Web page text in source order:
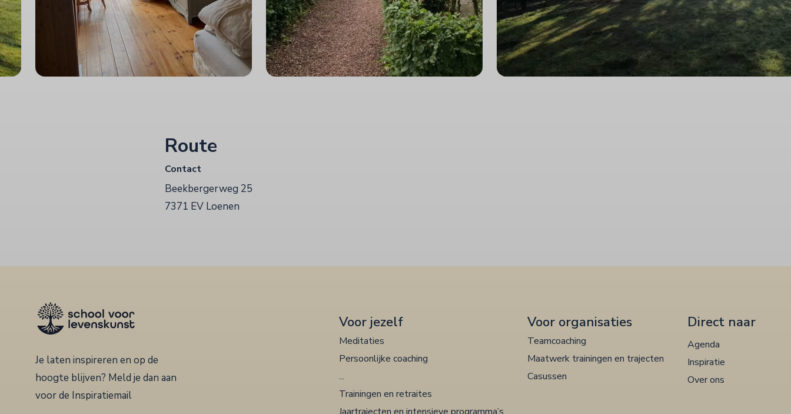
Route
Contact
Beekbergerweg 25
7371 EV Loenen
Je laten inspireren en op de
hoogte blijven? Meld je dan aan
voor de Inspiratiemail
Voor jezelf
Meditaties
Persoonlijke coaching
...
Trainingen en retraites
Voor organisaties
Teamcoaching
Maatwerk trainingen en trajecten
Casussen
Direct naar
Agenda
Inspiratie
Over ons